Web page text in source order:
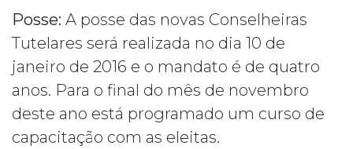
Posse: A posse das novas Conselheiras
Tutelares será realizada no dia 10 de
janeiro de 2016 e o mandato é de quatro
anos. Para o final do mês de novembro
deste ano está programado um curso de
capacitação com as eleitas.